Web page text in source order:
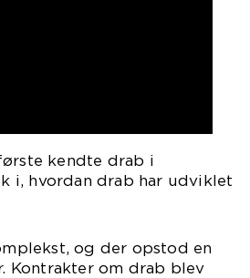
kendte drab i
i, hvordan drab har udviklet
og der opstod en
Kontrakter om drab blev